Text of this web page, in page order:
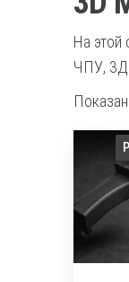
На этой
ЧПУ, 3Д